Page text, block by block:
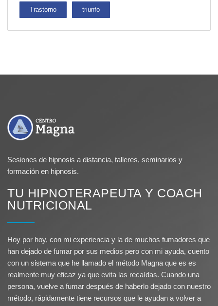
Trastorno triunfo
Sesiones de hipnosis a distancia, talleres, seminarios y
formación en hipnosis.
TU HIPNOTERAPEUTA Y COACH
NUTRICIONAL
Hoy por hoy, con mi experiencia y la de muchos fumadores que
han dejado de fumar por sus medios pero con mi ayuda, cuento
con un sistema que he llamado el método Magna que es es
realmente muy eficaz ya que evita las recaídas. Cuando una
persona, vuelve a fumar después de haberlo dejado con nuestro
método, rápidamente tiene recursos que le ayudan a volver a